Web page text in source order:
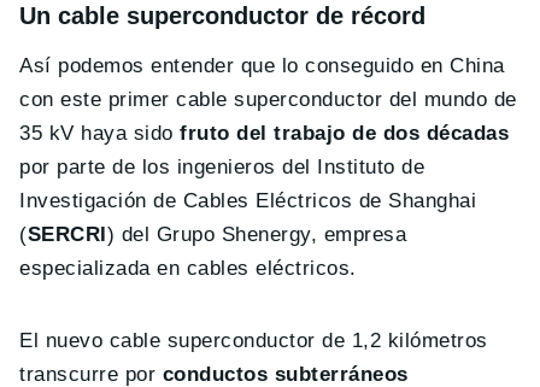
Un cable superconductor de récord
Así podemos entender que lo conseguido en China
con este primer cable superconductor del mundo de
35 kV haya sidofruto del trabajo de dos décadas
por parte de los ingenieros del Instituto de
Investigación de Cables Eléctricos de Shanghai
(SERCRI) del Grupo Shenergy, empresa
especializada en cables eléctricos.
El nuevo cable superconductor de 1,2 kilómetros
transcurre por conductos subterráneos